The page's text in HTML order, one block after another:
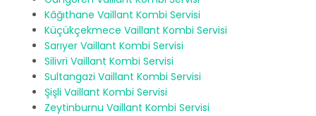
Kâğıthane Vaillant Kombi Servisi
Küçükçekmece Vaillant Kombi Servisi
Sarıyer Vaillant Kombi Servisi
Silivri Vaillant Kombi Servisi
Sultangazi Vaillant Kombi Servisi
Şişli Vaillant Kombi Servisi
Zeytinburnu Vaillant Kombi Servisi